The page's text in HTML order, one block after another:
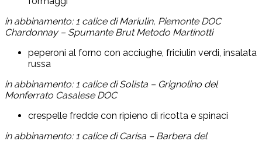
in abbinamento: 1 calice di Mariulin, Piemonte DOC
Chardonnay – Spumante Brut Metodo Martinotti
peperoni al forno con acciughe, friciulin verdi, insalata
russa
in abbinamento: 1 calice di Solista – Grignolino del
Monferrato Casalese DOC
crespelle fredde con ripieno di ricotta e spinaci
in abbinamento: 1 calice di Carisa – Barbera del